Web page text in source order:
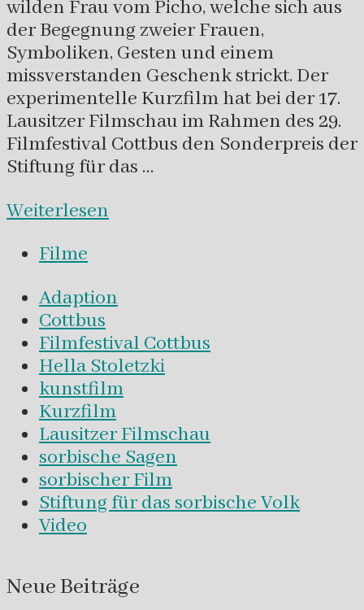
wilden Frau vom Picho, welche sich aus
der Begegnung zweier Frauen,
Symboliken, Gesten und einem
missverstanden Geschenk strickt. Der
experimentelle Kurzfilm hat bei der 17.
Lausitzer Filmschau im Rahmen des 29.
Filmfestival Cottbus den Sonderpreis der
Stiftung für das …
Weiterlesen
Filme
Adaption
Cottbus
Filmfestival Cottbus
Hella Stoletzki
kunstfilm
Kurzfilm
Lausitzer Filmschau
sorbische Sagen
sorbischer Film
Stiftung für das sorbische Volk
Video
Neue Beiträge